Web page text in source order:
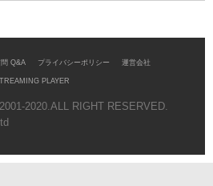
問 Q&A プライバシーポリシー 運営会社
PLAYER
2020.ALL RIGHT RESERVED.